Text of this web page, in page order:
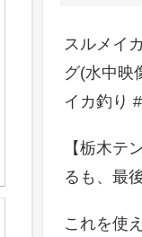
スルメイ
グ(水中映
イカ釣り
【栃木テ
るも、最
これを使